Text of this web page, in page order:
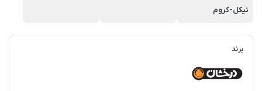
نیکل-کروم
برند